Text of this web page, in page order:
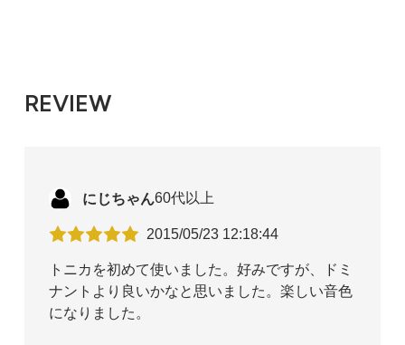
REVIEW
にじちゃん60代以上
2015/05/23 12:18:44
トニカを初めて使いました。好みですが、ドミ
ナントより良いかなと思いました。楽しい音色
になりました。